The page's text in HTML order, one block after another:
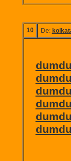
10 De: